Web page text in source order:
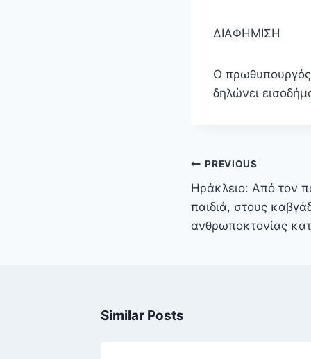
ΔΙΑΦΗΜΙΣΗ
Ο
δηλώνει
Πλοήγηση
άρθρων
PREVIOUS
Ηράκλειο: Από τον
παιδιά, στους
ανθρωποκτονίας
Similar Posts